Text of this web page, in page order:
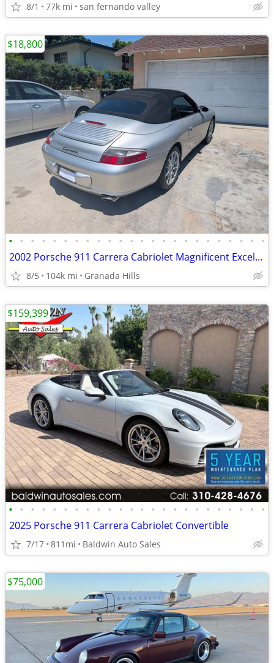
8/1 77k mi san fernando valley
• • • • • • • • • • • • • • • • • • • • • • • •
2002 Porsche 911 Carrera Cabriolet Magnificent Excellent Rare Find
8/5 104k mi Granada Hills
$18,800
• • • • • • • • • • • • • • • • • • • • • • • •
2025 Porsche 911 Carrera Cabriolet Convertible
7/17 811mi Baldwin Auto Sales
$159,399
$75,000